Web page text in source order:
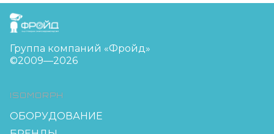
FreudGroup
Группа компаний «Фройд»
©2009—2026
ISOMORPH
ОБОРУДОВАНИЕ